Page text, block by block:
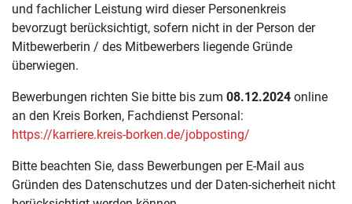
und fachlicher Leistung wird dieser Personenkreis
bevorzugt berücksichtigt, sofern nicht in der Person der
Mitbewerberin / des Mitbewerbers liegende Gründe
überwiegen.
Bewerbungen richten Sie bitte bis zum 08.12.2024 online
an den Kreis Borken, Fachdienst Personal:
https://karriere.kreis-borken.de/jobposting/
Bitte beachten Sie, dass Bewerbungen per E-Mail aus
Gründen des Datenschutzes und der Daten-sicherheit nicht